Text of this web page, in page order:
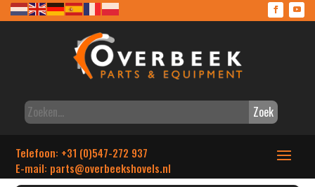
Zoek
Telefoon: +31 (0)547-272 937
E-mail: parts@overbeekshovels.nl